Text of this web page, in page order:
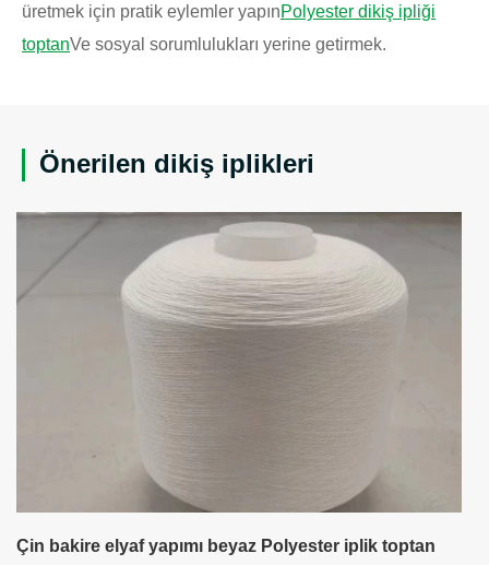
üretmek için pratik eylemler yapınPolyester dikiş ipliği
toptanVe sosyal sorumlulukları yerine getirmek.
Önerilen dikiş iplikleri
Çin bakire elyaf yapımı beyaz Polyester iplik toptan